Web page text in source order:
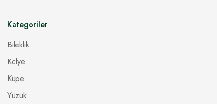
Kategoriler
Bileklik
Kolye
Küpe
Yüzük